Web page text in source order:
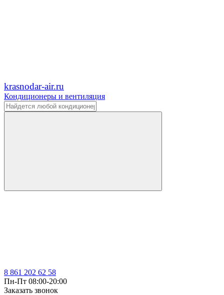
krasnodar-air.ru
Кондиционеры и вентиляция
8 861 202 62 58
Пн-Пт 08:00-20:00
Заказать звонок